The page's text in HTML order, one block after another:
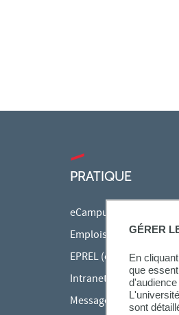
GÉRER
En
que
sont
PRATIQUE
eCampus
Emplois du temps en
EPREL (cours en ligne)
Intranet des personnels
Messagerie étudiante